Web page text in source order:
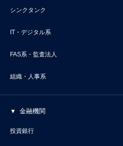
シンクタンク
IT・デジタル系
FAS系・監査法人
組織・人事系
金融機関
投資銀行